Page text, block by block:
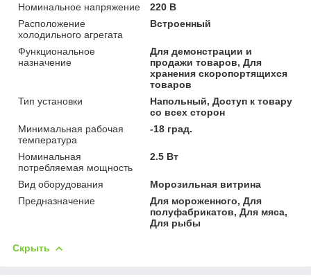
Номинальное напряжение
220 В
Расположение
холодильного агрегата
Встроенный
Функциональное
назначение
Для демонстрации и
продажи товаров, Для
хранения скоропортящихся
товаров
Тип установки
Напольный, Доступ к товару
со всех сторон
Минимальная рабочая
температура
-18 град.
Номинальная
потребляемая мощность
2.5 Вт
Вид оборудования
Морозильная витрина
Предназначение
Для мороженного, Для
полуфабрикатов, Для мяса,
Для рыбы
Скрыть